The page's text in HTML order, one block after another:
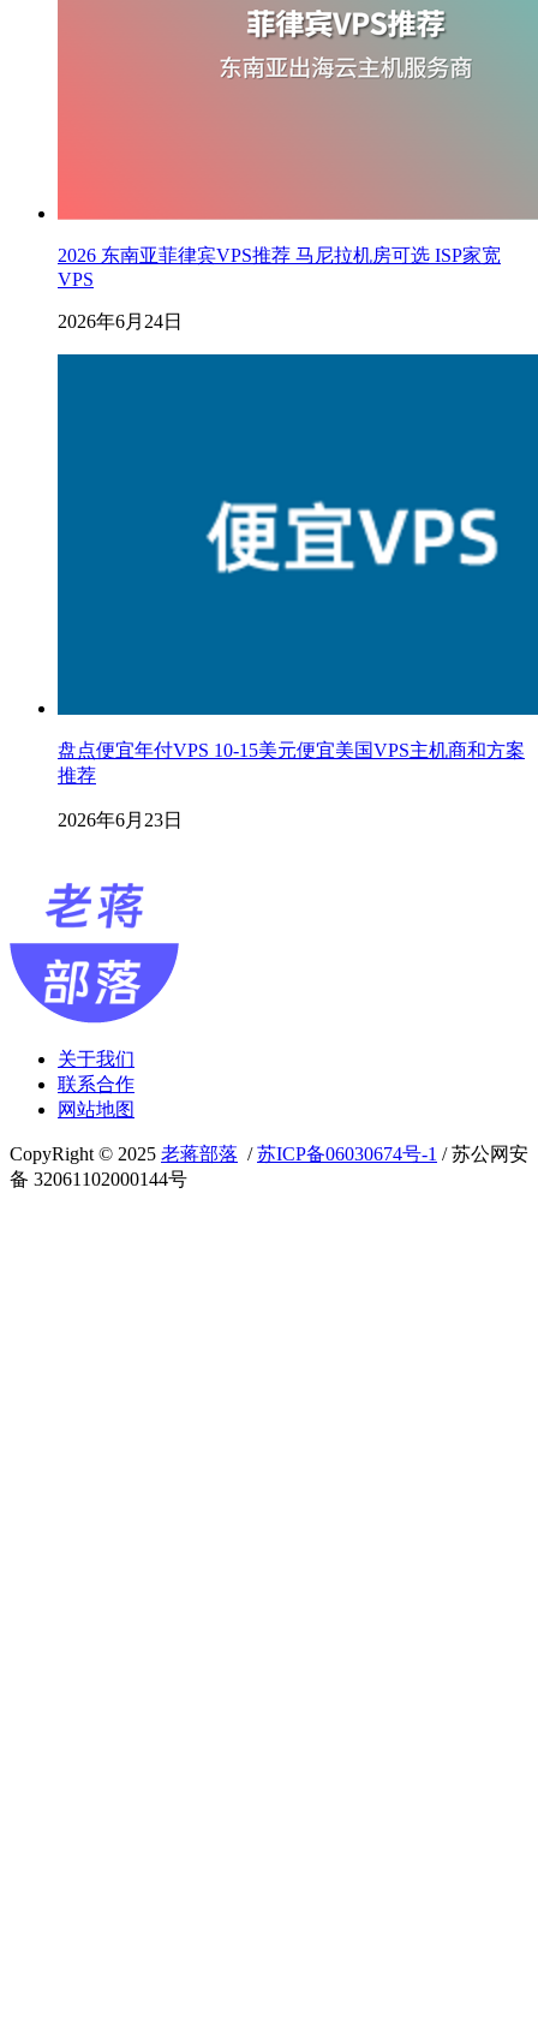
2026 东南亚菲律宾VPS推荐 马尼拉机房可选 ISP家宽
VPS
2026年6月24日
盘点便宜年付VPS 10-15美元便宜美国VPS主机商和方案
推荐
2026年6月23日
关于我们
联系合作
网站地图
CopyRight © 2025 老蒋部落 /苏ICP备06030674号-1 / 苏公网安
备 32061102000144号